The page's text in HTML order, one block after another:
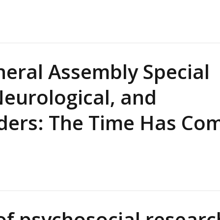
Assembly Special
and
The Time Has